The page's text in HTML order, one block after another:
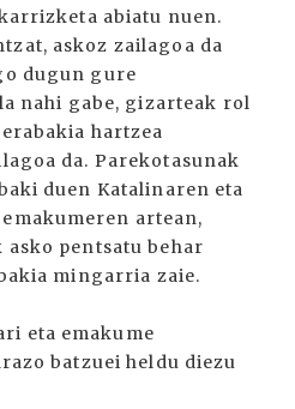
abiatu nuen.
askoz zailagoa da
dugun gure
nahi gabe, gizarteak rol
hartzea
da. Parekotasunak
duen Katalinaren eta
artean,
pentsatu behar
mingarria zaie.
eta emakume
batzuei heldu diezu